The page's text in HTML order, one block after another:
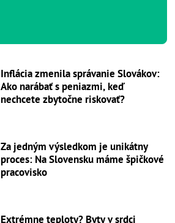
Inflácia zmenila správanie Slovákov:
Ako narábať s peniazmi, keď
nechcete zbytočne riskovať?
Za jedným výsledkom je unikátny
proces: Na Slovensku máme špičkové
pracovisko
Extrémne teploty? Byty v srdci